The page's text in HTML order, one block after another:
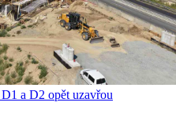
a D2 opět uzavřou